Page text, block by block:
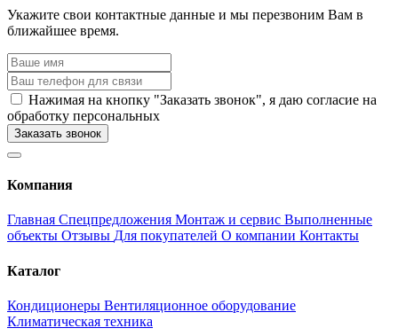
Укажите свои контактные данные и мы перезвоним Вам в
ближайшее время.
Нажимая на кнопку "Заказать звонок", я даю согласие на
обработку персональных
Заказать звонок
Компания
Главная Спецпредложения Монтаж и сервис Выполненные
объекты Отзывы Для покупателей О компании Контакты
Каталог
Кондиционеры Вентиляционное оборудование
Климатическая техника